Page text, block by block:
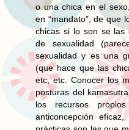
o una chica en el
en “mandato”, de que
chicas si lo son se las
de sexualidad
sexualidad y es una
(que hace que las
etc, etc. Conocer los
posturas del
los recursos
anticoncepción